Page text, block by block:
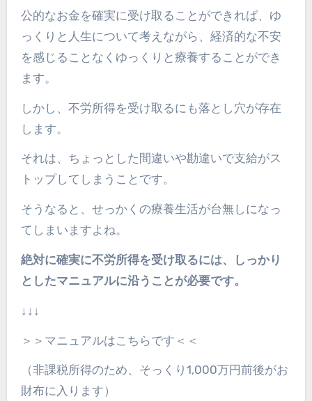
公的なお金を確実に受け取ることができれば、ゆ
っくりと人生について考えながら、経済的な不安
を感じることなくゆっくりと療養することができ
ます。
しかし、不労所得を受け取るにも落とし穴が存在
します。
それは、ちょっとした間違いや勘違いで支給がス
トップしてしまうことです。
そうなると、せっかくの療養生活が台無しになっ
てしまいますよね。
絶対に確実に不労所得を受け取るには、しっかり
としたマニュアルに沿うことが必要です。
↓↓↓
＞＞マニュアルはこちらです＜＜
（非課税所得のため、そっくり1,000万円前後がお
財布に入ります）